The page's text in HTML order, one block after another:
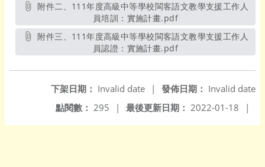
附件二、111年度高級中等學校閩客語文教學支援工作人
員培訓：實施計畫.pdf另開新視窗
附件三、111年度高級中等學校閩客語文教學支援工作人
員認證：實施計畫.pdf另開新視窗
發佈日期： Invalid date
下架日期： Invalid date
|
最後更新日期： 2022-01-18 |
點閱數： 295 |